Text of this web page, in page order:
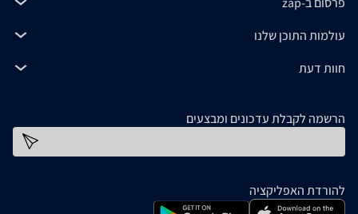
עולמות התוכן שלנו
חוות דעת
הרשמה לקבלת עדכונים ומבצעים
להורדת האפליקציה